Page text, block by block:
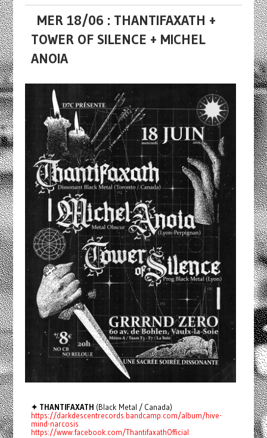
MER 18/06 : THANTIFAXATH +
TOWER OF SILENCE + MICHEL
ANOIA
✦ THANTIFAXATH (Black Metal / Canada)
https://darkdescentrecords.bandcamp.com/album/hive-
mind-narcosis
https://www.facebook.com/ThantifaxathOfficial